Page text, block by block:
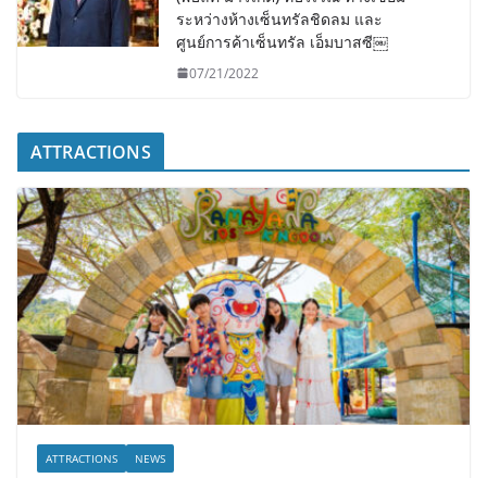
ระหว่างห้างเซ็นทรัลชิดลม และ
ศูนย์การค้าเซ็นทรัล เอ็มบาสซี￼
07/21/2022
ATTRACTIONS
ATTRACTIONS NEWS